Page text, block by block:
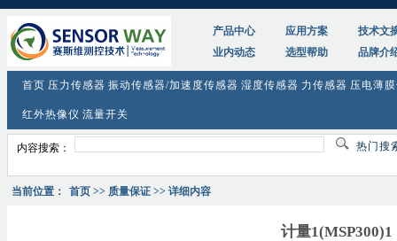
产品中心 应用方案
技术文
业内动态
选型帮助 品牌介
首页 压力传感器 振动传感器/加速度传感器 湿度传感器 力传感器 压电薄
红外热像仪 流量开关
内容搜索： 热门搜
当前位置： 首页 >> 质量保证 >> 详细内容
计量1(MSP300)1